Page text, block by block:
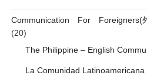
Communication For Foreigners(
(20)
The Philippine – English
La Comunidad Latinoamericana